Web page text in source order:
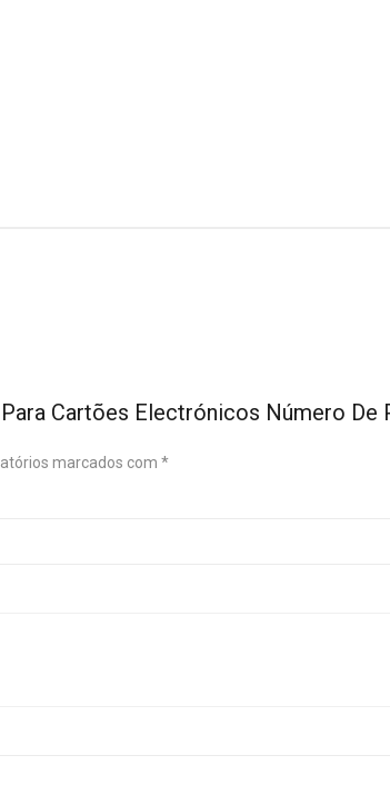
Cartões Electrónicos Número De
marcados com *